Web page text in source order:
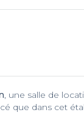
, une salle de
que dans cet